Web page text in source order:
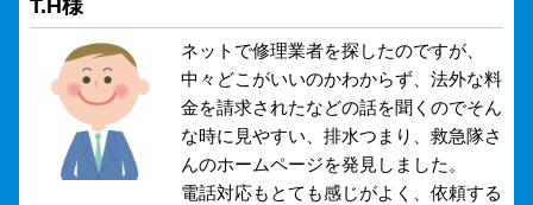
T.H様
ネットで修理業者を探したのですが、
中々どこがいいのかわからず、法外な料
金を請求されたなどの話を聞くのでそん
な時に見やすい、排水つまり、救急隊さ
んのホームページを発見しました。
電話対応もとても感じがよく、依頼する